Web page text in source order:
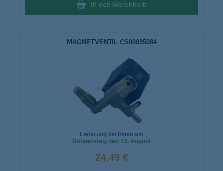
In den Warenkorb
MAGNETVENTIL CS00095084
Lieferung bei Ihnen am
Donnerstag, den 13. August
24,49 €